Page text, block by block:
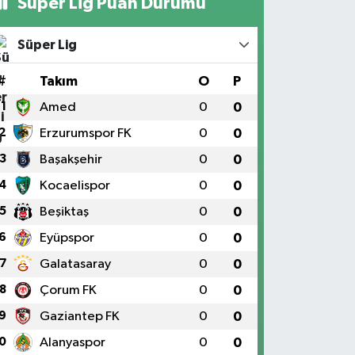
Süper Lig
Takım O P
1 Amed 0 0
Erzurumspor FK 0 0
3 Başakşehir 0 0
Kocaelispor 0 0
5 Beşiktaş 0 0
Eyüpspor 0 0
7 Galatasaray 0 0
8 Çorum FK 0 0
Gaziantep FK 0 0
Alanyaspor 0 0